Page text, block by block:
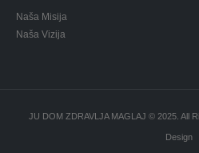
Naša Misija
Naša Vizija
JU DOM ZDRAVLJA MAGLAJ © 2025. All
Design